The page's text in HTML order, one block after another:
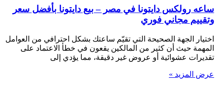
ساعه رولكس دايتونا في مصر – بيع دايتونا بأفضل سعر
وتقييم مجاني فوري
اختيار الجهة الصحيحة التي تقيّم ساعتك بشكل احترافي من العوامل
المهمة حيث أن كثير من المالكين يقعون في خطأ الاعتماد على
تقديرات عشوائية أو عروض غير دقيقة، مما يؤدي إلى
عرض المزيد »